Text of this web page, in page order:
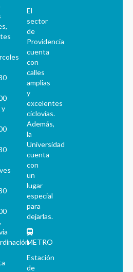
y
El
sector
de
Providencia
cuenta
con
calles
amplias
y
excelentes
ciclovías.
Además,
la
Universidad
cuenta
con
un
lugar
especial
para
dejarlas.
METRO
Estación
de